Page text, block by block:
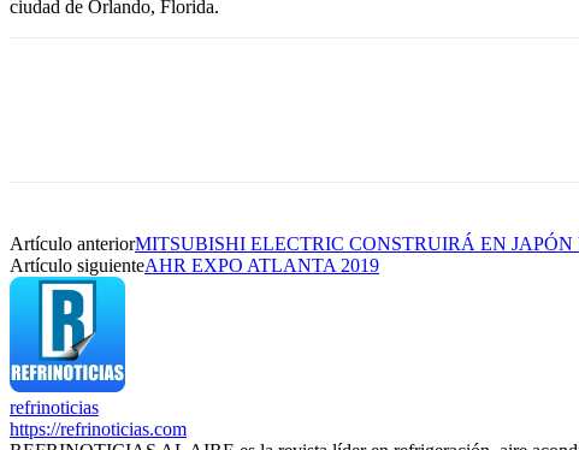
ciudad de Orlando, Florida.
Artículo anteriorMITSUBISHI ELECTRIC CONSTRUIRÁ EN
Artículo siguienteAHR EXPO ATLANTA 2019
refrinoticias
https://refrinoticias.com